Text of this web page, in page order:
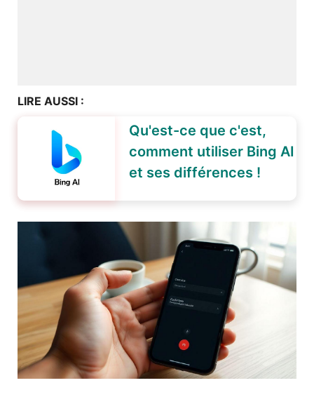
LIRE AUSSI :
Qu'est-ce que c'est,
comment utiliser Bing AI
et ses différences !